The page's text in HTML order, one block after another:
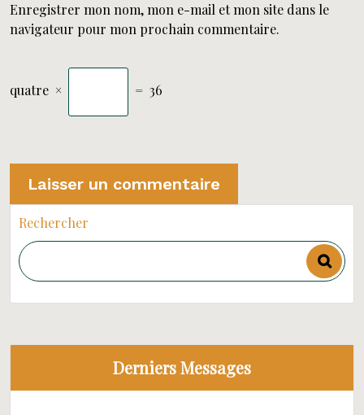
Enregistrer mon nom, mon e-mail et mon site dans le
navigateur pour mon prochain commentaire.
quatre × = 36
Rechercher
Derniers Messages